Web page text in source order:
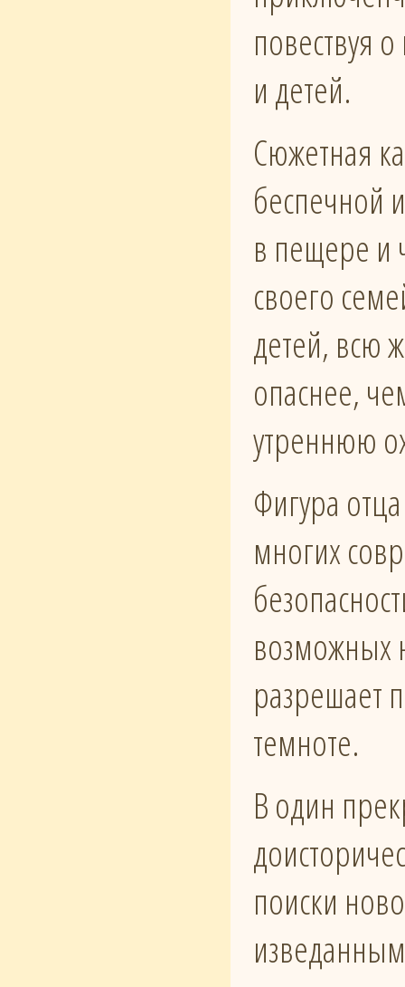
повествуя
и детей.
Сюжетная
беспечной
в пещере и
своего
детей, всю
опаснее,
утреннюю
Фигура
многих
возможных
разрешает
темноте.
В один
поиски